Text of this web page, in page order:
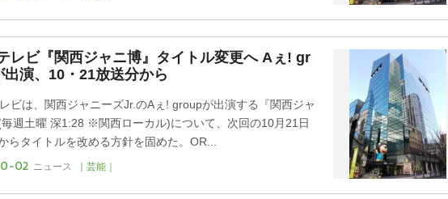
レビ『関西ジャニ博』タイトル変更へ Aぇ! gr
演、10・21放送分から
ビは、関西ジャニーズJr.のAぇ! groupが出演する『関西ジャ
毎週土曜 深1:28 ※関西ローカル)について、次回の10月21日
らタイトルを改める方針を固めた。OR...
02 ニュース ｜芸能｜